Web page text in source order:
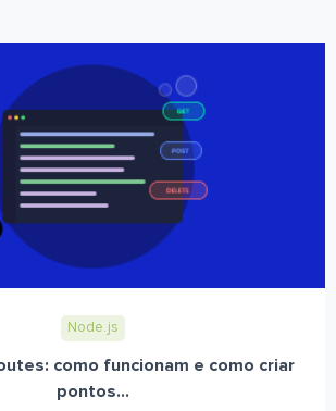
Node.js
como funcionam e como criar
pontos...